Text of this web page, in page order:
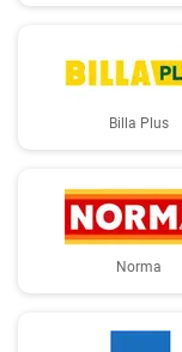
Billa Plus
Norma